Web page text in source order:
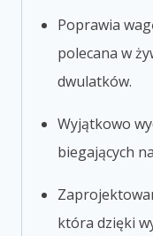
Poprawia
polecana w
dwulatków.
Wyjątkowo
biegających
która dzięki